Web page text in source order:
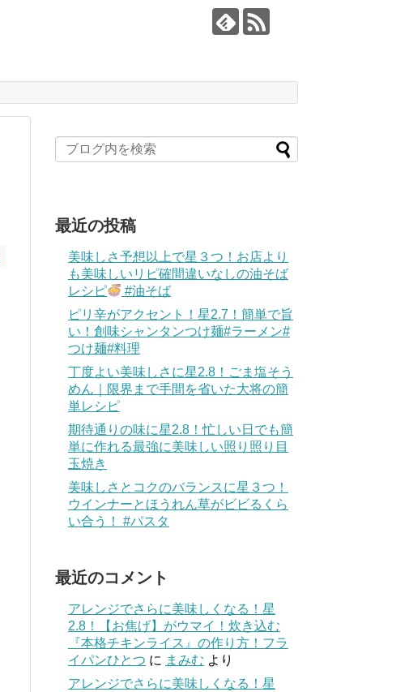
最近の投稿
美味しさ予想以上で星３つ！お店より
も美味しいリピ確間違いなしの油そば
レシピ
#油そば
ピリ辛がアクセント！星2.7！簡単で旨
い！創味シャンタンつけ麺#ラーメン#
つけ麺#料理
丁度よい美味しさに星2.8！ごま塩そう
めん｜限界まで手間を省いた大将の簡
単レシピ
期待通りの味に星2.8！忙しい日でも簡
単に作れる最強に美味しい照り照り目
玉焼き
美味しさとコクのバランスに星３つ！
ウインナーとほうれん草がビビるくら
い合う！ #パスタ
最近のコメント
アレンジでさらに美味しくなる！星
2.8！【お焦げ】がウマイ！炊き込む
『本格チキンライス』の作り方！フラ
イパンひとつ に まみむ より
アレンジでさらに美味しくなる！星